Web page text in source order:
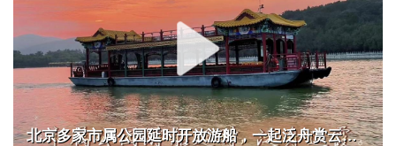
北京多家市属公园延时开放游船，一起泛舟赏云霞！